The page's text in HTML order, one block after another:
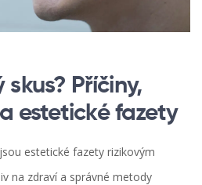
Příčiny,
estetické fazety
estetické fazety rizikovým
na zdraví a správné metody